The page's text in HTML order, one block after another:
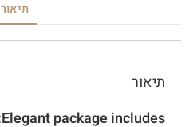
תיאור
תיאור
Elegant package includes: